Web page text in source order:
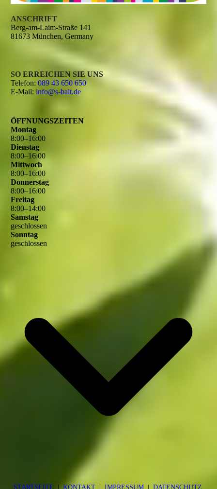
ANSCHRIFT
Berg-am-Laim-Straße 141
81673 München, Germany
SO ERREICHEN SIE UNS
Telefon: 089 43 650 650
E-Mail: info@s-balt.de
ÖFFNUNGSZEITEN
Montag
8:00–16:00
Dienstag
8:00–16:00
Mittwoch
8:00–16:00
Donnerstag
8:00–16:00
Freitag
8:00–14:00
Samstag
geschlossen
Sonntag
geschlossen
STARTSEITE KONTAKT| IMPRESSUM| DATENSCHUTZ